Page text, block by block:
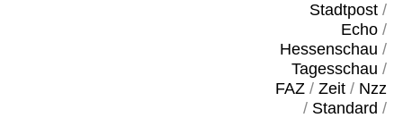
Stadtpost/
Echo/
Hessenschau /
Tagesschau /
FAZ/ Zeit/ Nzz
/ Standard /